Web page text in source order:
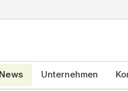
News Unternehmen